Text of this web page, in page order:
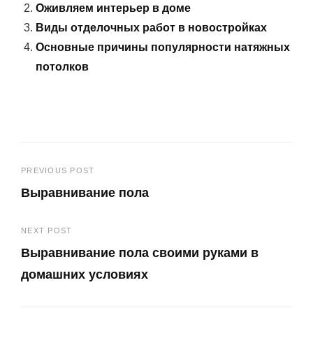
Оживляем интерьер в доме
Виды отделочных работ в новостройках
Основные причины популярности натяжных
потолков
Навигация
по
записям
PREVIOUS POST
Выравнивание пола
Post
NEXT POST
Выравнивание пола своими руками в
домашних условиях